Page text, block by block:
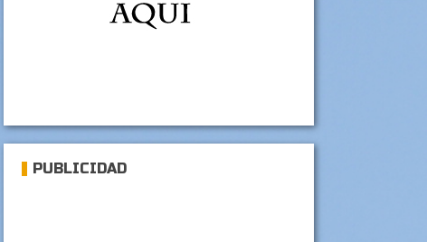
PUBLICIDAD